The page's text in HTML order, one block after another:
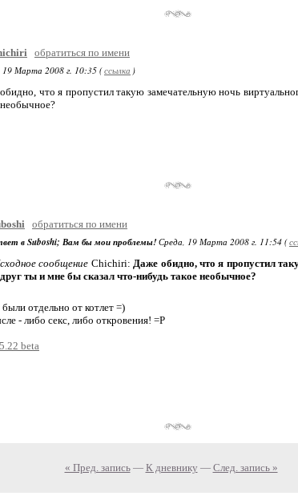
обратиться по имени
19 Марта 2008 г. 10:35 (ссылка )
что я пропустил такую замечательную ночь
необычное?
обратиться по имени
в Suboshi; Вам бы мои проблемы! Среда, 19 Марта 2008 г. 11:54 (
сообщение Chichiri:Даже обидно, что я пропустил
ты и мне бы сказал что-нибудь такое необычное?
отдельно от котлет =)
- либо секс, либо откровения! =Р
beta
« Пред. запись— К дневнику — След. запись »